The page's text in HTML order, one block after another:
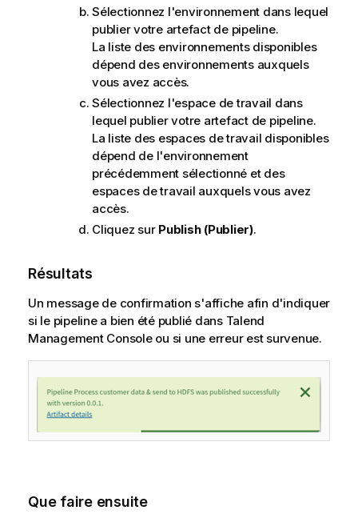
Sélectionnez l'environnement dans lequel
publier votre artefact de pipeline.
La liste des environnements disponibles
dépend des environnements auxquels
vous avez accès.
Sélectionnez l'espace de travail dans
lequel publier votre artefact de pipeline.
La liste des espaces de travail disponibles
dépend de l'environnement
précédemment sélectionné et des
espaces de travail auxquels vous avez
accès.
Cliquez sur Publish (Publier).
Résultats
Un message de confirmation s'affiche afin d'indiquer
si le pipeline a bien été publié dans Talend
Management Consoleou si une erreur est survenue.
Que faire ensuite